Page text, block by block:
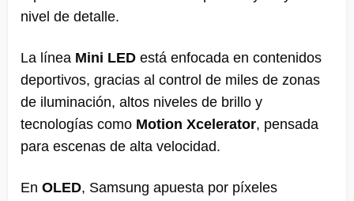
nivel de detalle.
La línea Mini LED está enfocada en contenidos
deportivos, gracias al control de miles de zonas
de iluminación, altos niveles de brillo y
tecnologías como Motion Xcelerator, pensada
para escenas de alta velocidad.
En OLED, Samsung apuesta por píxeles